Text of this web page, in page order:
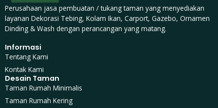
Perusahaan jasa pembuatan / tukang taman yang menyediakan
layanan Dekorasi Tebing, Kolam Ikan, Carport, Gazebo, Ornamen
Dinding & Wash dengan perancangan yang matang.
Informasi
Tentang Kami
Kontak Kami
Desain Taman
Taman Rumah Minimalis
Taman Rumah Kering